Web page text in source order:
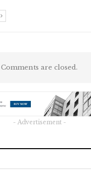
Comments are closed.
- Advertisement -